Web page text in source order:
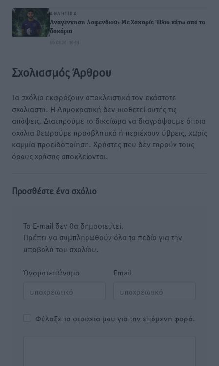
ΑΘΛΗΤΙΚΆ
Αναγέννηση Ασφενδιού: Με Ζαχαρία Ήλιο κάτω από τα
δοκάρια
05.08.26 · 16:44
Σχολιασμός Άρθρου
Τα σχόλια εκφράζουν αποκλειστικά τον εκάστοτε
σχολιαστή. Η Δημοκρατική δεν υιοθετεί αυτές τις
απόψεις. Διατηρούμε το δικαίωμα να διαγράψουμε όποια
σχόλια θεωρούμε προσβλητικά ή περιέχουν ύβρεις, χωρίς
καμμία προειδοποίηση. Χρήστες που δεν τηρούν τους
όρους χρήσης αποκλείονται.
Προσθέστε ένα σχόλιο
Το E-mail δεν θα δημοσιευτεί.
Πρέπει να συμπληρωθούν όλα τα πεδία για την
υποβολή του σχολίου.
Όνοματεπώνυμο Email
Φύλαξε τα στοιχεία μου για την επόμενη φορά.